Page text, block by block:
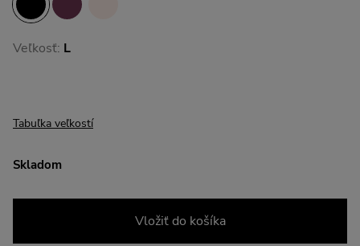
Veľkosť: L
Tabuľka veľkostí
Skladom
Vložiť do košíka